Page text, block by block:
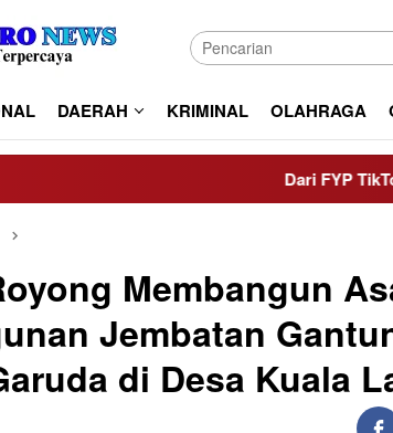
DAERAH KRIMINAL OLAHRAGA
Dari FYP TikTok ke
Membangun
Jembatan
di Desa Kuala